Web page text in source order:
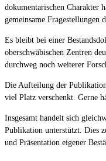
dokumentarischen Charakter
gemeinsame Fragestellungen
Es bleibt bei einer
oberschwäbischen Zentren
durchweg noch weiterer
Die Aufteilung der
viel Platz verschenkt. Gerne
Insgesamt handelt sich
Publikation unterstützt. Dies
und Präsentation eigener